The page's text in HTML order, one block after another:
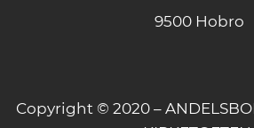
9500 Hobro
Copyright © 2020 –